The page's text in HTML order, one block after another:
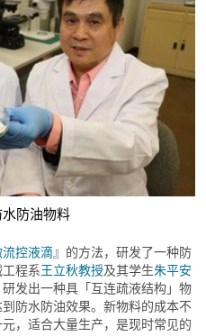
防油物料
控液滴』的方法，研发了一种防
程系王立秋教授及其学生朱平安
发出一种具「互连疏液结构」物
防水防油效果。新物料的成本不
，适合大量生产，是现时常见的